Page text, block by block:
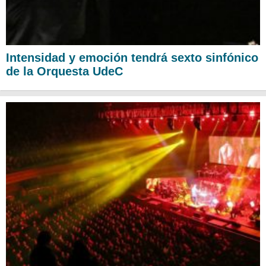
Intensidad y emoción tendrá sexto sinfónico
de la Orquesta UdeC